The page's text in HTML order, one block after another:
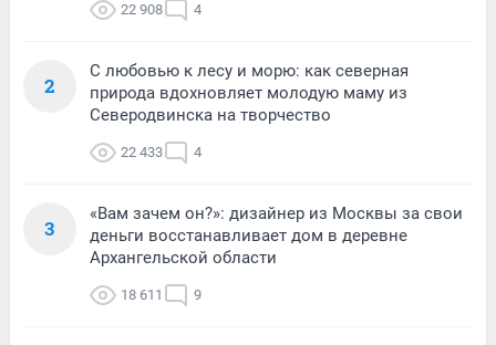
22 908 4
2
С любовью к лесу и морю: как северная
природа вдохновляет молодую маму из
Северодвинска на творчество
22 433 4
3
«Вам зачем он?»: дизайнер из Москвы за свои
деньги восстанавливает дом в деревне
Архангельской области
18 611 9